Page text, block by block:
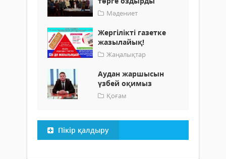
Мәдениет
Жергілікті газетке
жазылайық!
Жаңалықтар
Аудан жаршысын
үзбей оқимыз
Қоғам
Пікір қалдыру